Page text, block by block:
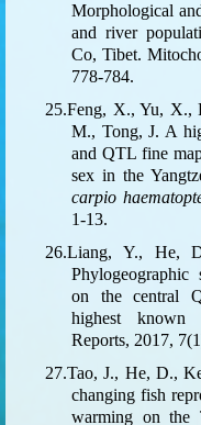
Morphological
and river
Co, Tibet.
778-784.
25.Feng, X., Yu, X.,
M., Tong, J. A
and QTL fine
sex in the
carpio
1-13.
26.Liang, Y., He,
Phylogeographic
on the central
highest known
Reports, 2017,
27.Tao, J., He, D.,
changing fish
warming on the